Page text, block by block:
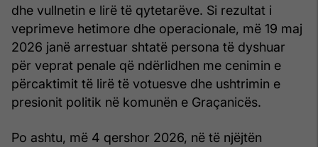
dhe vullnetin e lirë të qytetarëve. Si rezultat i
veprimeve hetimore dhe operacionale, më 19 maj
2026 janë arrestuar shtatë persona të dyshuar
për veprat penale që ndërlidhen me cenimin e
përcaktimit të lirë të votuesve dhe ushtrimin e
presionit politik në komunën e Graçanicës.
Po ashtu, më 4 qershor 2026, në të njëjtën